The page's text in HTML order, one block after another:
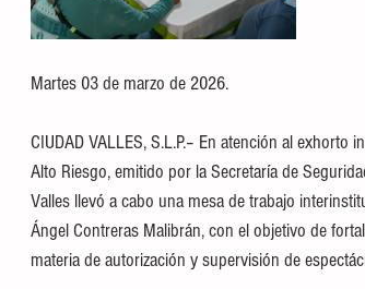
Martes 03 de marzo de 2026.
CIUDAD VALLES, S.L.P.– En atención al
Alto Riesgo, emitido por la Secretaría de
Valles llevó a cabo una mesa de trabajo
Ángel Contreras Malibrán, con el objetivo de
materia de autorización y supervisión de